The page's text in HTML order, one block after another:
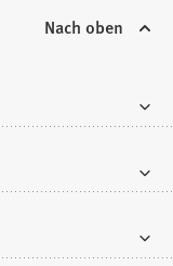
Nach oben